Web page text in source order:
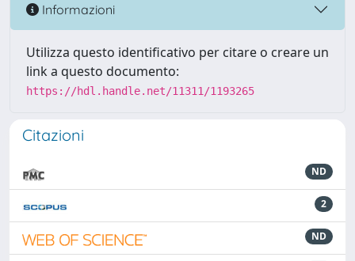
Informazioni
Utilizza questo identificativo per citare o creare un
link a questo documento:
https://hdl.handle.net/11311/1193265
Citazioni
ND
2
ND